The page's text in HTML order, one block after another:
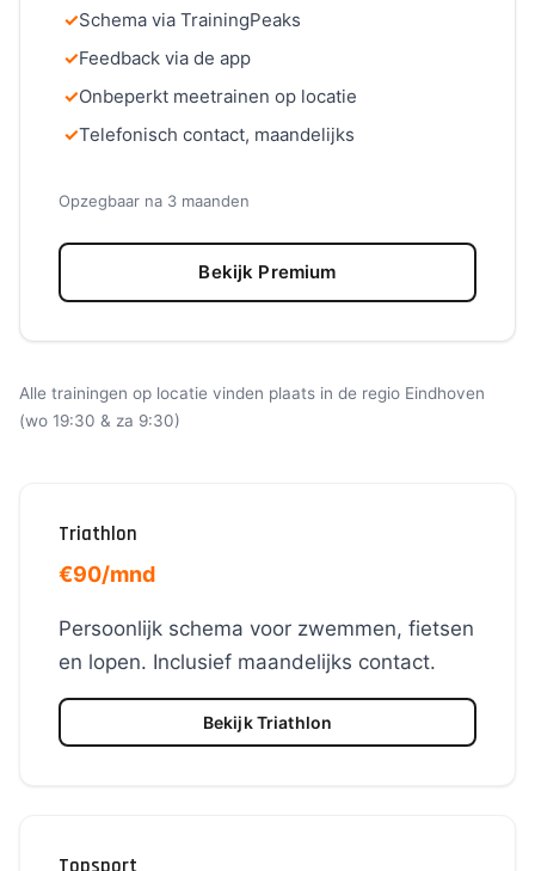
✓Schema via TrainingPeaks
✓Feedback via de app
✓Onbeperkt meetrainen op locatie
✓Telefonisch contact, maandelijks
Opzegbaar na 3 maanden
Bekijk Premium
Alle trainingen op locatie vinden plaats in de regio Eindhoven
(wo 19:30 & za 9:30)
Triathlon
€90/mnd
Persoonlijk schema voor zwemmen, fietsen
en lopen. Inclusief maandelijks contact.
Bekijk Triathlon